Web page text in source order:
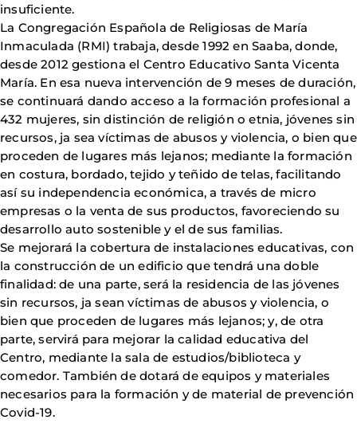
insuficiente.
La Congregación Española de Religiosas de María
Inmaculada (RMI) trabaja, desde 1992 en Saaba, donde,
desde 2012 gestiona el Centro Educativo Santa Vicenta
María. En esa nueva intervención de 9 meses de duración,
se continuará dando acceso a la formación profesional a
432 mujeres, sin distinción de religión o etnia, jóvenes sin
recursos, ja sea víctimas de abusos y violencia, o bien que
proceden de lugares más lejanos; mediante la formación
en costura, bordado, tejido y teñido de telas, facilitando
así su independencia económica, a través de micro
empresas o la venta de sus productos, favoreciendo su
desarrollo auto sostenible y el de sus familias.
Se mejorará la cobertura de instalaciones educativas, con
la construcción de un edificio que tendrá una doble
finalidad: de una parte, será la residencia de las jóvenes
sin recursos, ja sean víctimas de abusos y violencia, o
bien que proceden de lugares más lejanos; y, de otra
parte, servirá para mejorar la calidad educativa del
Centro, mediante la sala de estudios/biblioteca y
comedor. También de dotará de equipos y materiales
necesarios para la formación y de material de prevención
Covid-19.